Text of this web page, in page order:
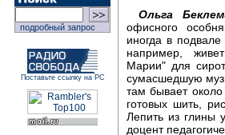
подробный запрос
Поставьте ссылку на РС
Ольга
офисного
иногда в
например,
Марии" для
сумасшедшую
там бывает около
готовых шить,
Лепить из глины
доцент